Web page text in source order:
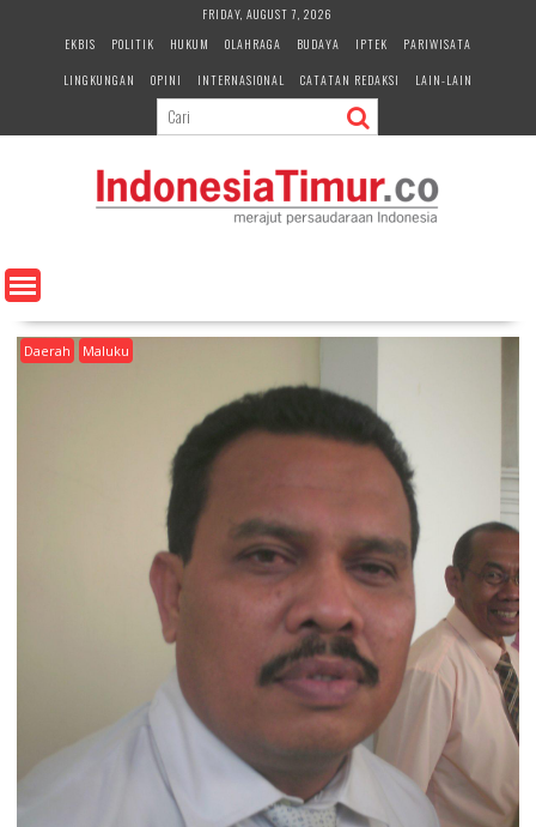
e
n
FRIDAY, AUGUST 7, 2026
EKBIS
POLITIK HUKUM OLAHRAGA BUDAYA IPTEK
PARIWISATA
LINGKUNGAN
OPINI INTERNASIONAL CATATAN REDAKSI LAIN-LAIN
Daerah Maluku